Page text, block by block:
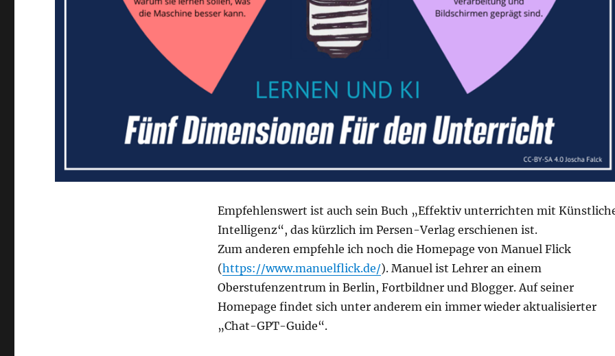
Empfehlenswert ist auch sein Buch „Effektiv unterrichten mit
Intelligenz“, das kürzlich im Persen-Verlag erschienen ist.
Zum anderen empfehle ich noch die Homepage von Manuel Flick
(https://www.manuelflick.de/). Manuel ist Lehrer an einem
Oberstufenzentrum in Berlin, Fortbildner und Blogger. Auf seiner
Homepage findet sich unter anderem ein immer wieder aktualisierter
„Chat-GPT-Guide“.